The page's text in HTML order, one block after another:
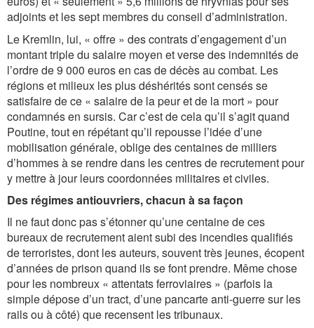
adjoints et les sept membres du conseil d’administration.
Le Kremlin, lui, « offre » des contrats d’engagement d’un
montant triple du salaire moyen et verse des indemnités de
l’ordre de 9 000 euros en cas de décès au combat. Les
régions et milieux les plus déshérités sont censés se
satisfaire de ce « salaire de la peur et de la mort » pour
condamnés en sursis. Car c’est de cela qu’il s’agit quand
Poutine, tout en répétant qu’il repousse l’idée d’une
mobilisation générale, oblige des centaines de milliers
d’hommes à se rendre dans les centres de recrutement pour
y mettre à jour leurs coordonnées militaires et civiles.
Des régimes antiouvriers, chacun à sa façon
Il ne faut donc pas s’étonner qu’une centaine de ces
bureaux de recrutement aient subi des incendies qualifiés
de terroristes, dont les auteurs, souvent très jeunes, écopent
d’années de prison quand ils se font prendre. Même chose
pour les nombreux « attentats ferroviaires » (parfois la
simple dépose d’un tract, d’une pancarte anti-guerre sur les
rails ou à côté) que recensent les tribunaux.